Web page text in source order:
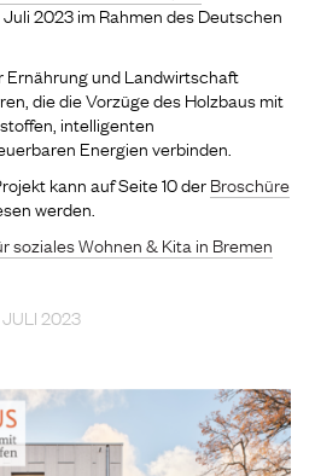
2023 im Rahmen des Deutschen
Ernährung und Landwirtschaft
die die Vorzüge des Holzbaus mit
intelligenten
Energien verbinden.
kann auf Seite 10 derBroschüre
werden.
soziales Wohnen & Kita in Bremen
2023